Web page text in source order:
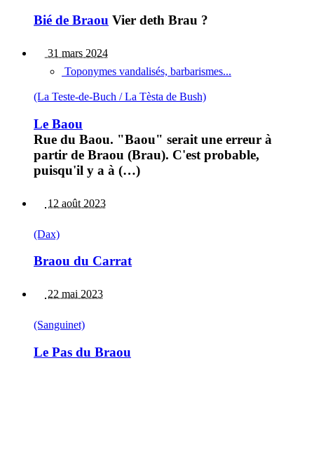
Bié de Braou Vier deth Brau ?
31 mars 2024
Toponymes vandalisés, barbarismes...
(La Teste-de-Buch / La Tèsta de Bush)
Le Baou
Rue du Baou. "Baou" serait une erreur à
partir de Braou (Brau). C'est probable,
puisqu'il y a à (…)
12 août 2023
(Dax)
Braou du Carrat
22 mai 2023
(Sanguinet)
Le Pas du Braou